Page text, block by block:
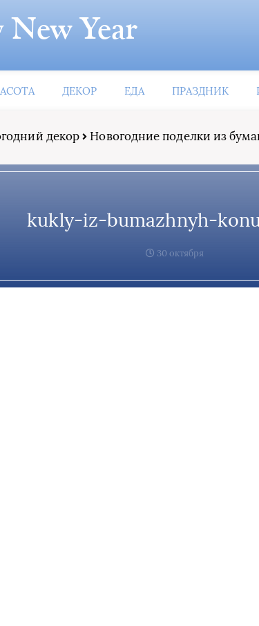
Year
ДЕКОР ЕДА ПРАЗДНИК
декор Новогодние поделки из
kukly-iz-bumazhnyh-
30 октября